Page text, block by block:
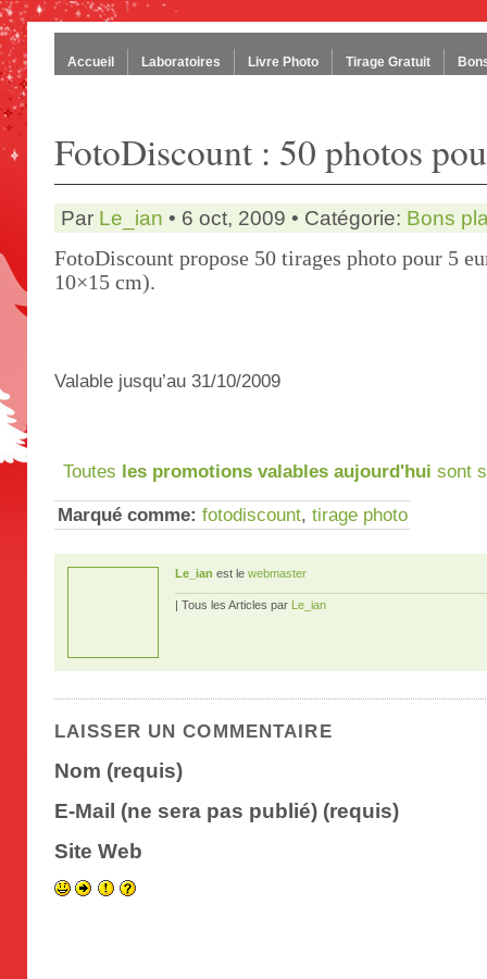
Accueil Laboratoires Livre Photo Tirage Gratuit
FotoDiscount : 50 photos
Par Le_ian • 6 oct, 2009 • Catégorie: Bons
FotoDiscount propose 50 tirages photo pour 5
10×15 cm).
Valable jusqu’au 31/10/2009
Toutes les promotions valables aujourd'hui sont
Marqué comme: fotodiscount, tirage photo
Le_ian est le webmaster
| Tous les Articles par Le_ian
LAISSER UN COMMENTAIRE
Nom (requis)
E-Mail (ne sera pas publié) (requis)
Site Web